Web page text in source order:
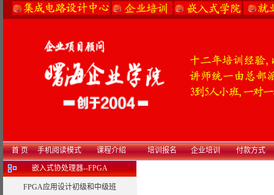
首 页 手机阅读模式 课程介绍 培训报名 企业培训 付款方式
嵌入式协处理器--FPGA
FPGA应用设计初级和中级班